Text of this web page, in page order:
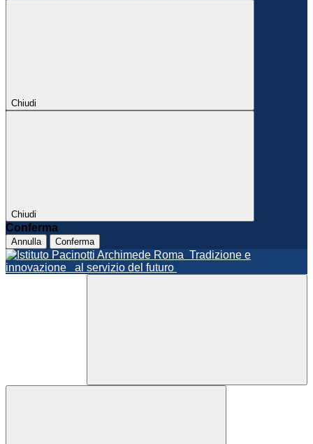
Chiudi
Chiudi
Conferma
Annulla Conferma
Roma Tradizione e
innovazione
al servizio del futuro